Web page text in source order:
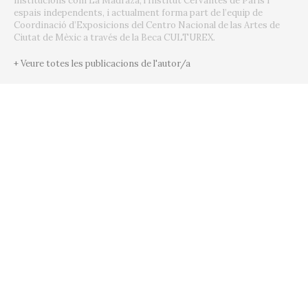
espais independents, i actualment forma part de l’equip de
Coordinació d’Exposicions del Centro Nacional de las Artes de
Ciutat de Mèxic a través de la Beca CULTUREX.
+ Veure totes les publicacions de l'autor/a